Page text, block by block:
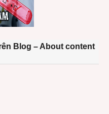
Blog – About content